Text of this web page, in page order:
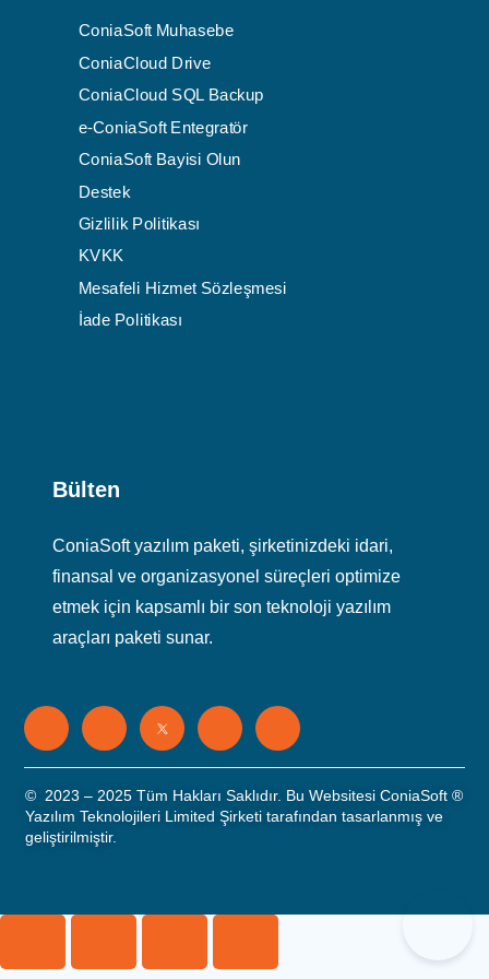
ConiaSoft Muhasebe
ConiaCloud Drive
ConiaCloud SQL Backup
e-ConiaSoft Entegratör
ConiaSoft Bayisi Olun
Destek
Gizlilik Politikası
KVKK
Mesafeli Hizmet Sözleşmesi
İade Politikası
Bülten
ConiaSoft yazılım paketi, şirketinizdeki idari,
finansal ve organizasyonel süreçleri optimize
etmek için kapsamlı bir son teknoloji yazılım
araçları paketi sunar.
© 2023 – 2025 Tüm Hakları Saklıdır. Bu Websitesi ConiaSoft®
Yazılım Teknolojileri Limited Şirketi tarafından tasarlanmış ve
geliştirilmiştir.